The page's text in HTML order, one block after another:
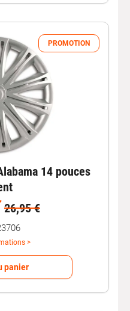
PROMOTION
14 pouces
26,95 €
>
panier